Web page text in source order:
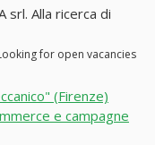
srl. Alla ricerca di
for open vacancies
(Firenze)
e campagne